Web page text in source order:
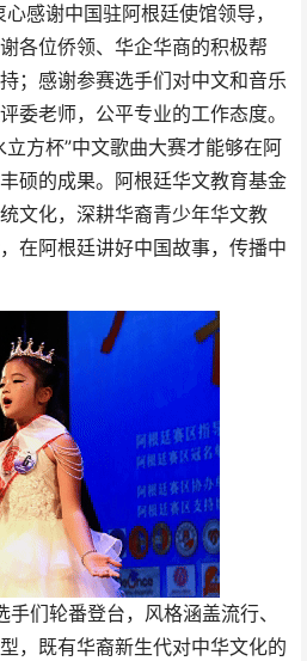
感谢中国驻阿根廷使馆领导，
各位侨领、华企华商的积极帮
；感谢参赛选手们对中文和音乐
委老师，公平专业的工作态度。
方杯”中文歌曲大赛才能够在阿
硕的成果。阿根廷华⽂教育基⾦
⽂化，深耕华裔⻘少年华⽂教
在阿根廷讲好中国故事，传播中
们轮番登台，风格涵盖流行、
，既有华裔新生代对中华文化的